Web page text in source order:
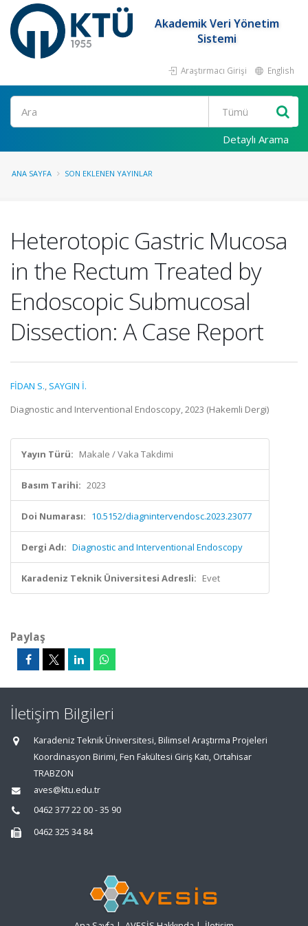
Akademik Veri Yönetim
Sistemi
Araştırmacı Girişi English
Ara
Detaylı Arama
ANA SAYFA SON EKLENEN YAYINLAR
Heterotopic Gastric Mucosa
in the Rectum Treated by
Endoscopic Submucosal
Dissection: A Case Report
FİDAN S., SAYGIN İ.
Diagnostic and Interventional Endoscopy, 2023 (Hakemli Dergi)
Yayın Türü: Makale / Vaka Takdimi
Basım Tarihi: 2023
Doi Numarası: 10.5152/diagnintervendosc.2023.23077
Dergi Adı: Diagnostic and Interventional Endoscopy
Karadeniz Teknik Üniversitesi Adresli: Evet
Paylaş
İletişim Bilgileri
Karadeniz Teknik Üniversitesi, Bilimsel Araştırma Projeleri
Koordinasyon Birimi, Fen Fakültesi Giriş Katı, Ortahisar
TRABZON
aves@ktu.edu.tr
0462 377 22 00 - 35 90
0462 325 34 84